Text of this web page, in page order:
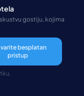
gostiju, kojima
besplatan
pristup